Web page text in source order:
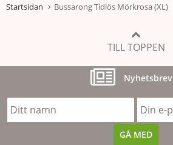
Startsidan Bussarong Tidlös Mörkrosa (XL)
TILL TOPPEN
Nyhetsbrev